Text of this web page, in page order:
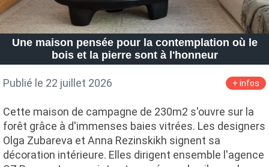
Une maison pensée pour la contemplation où le
bois et la pierre sont à l'honneur
Publié le 22 juillet 2026 + infos
Cette maison de campagne de 230m2 s'ouvre sur la
forêt grâce à d'immenses baies vitrées. Les designers
Olga Zubareva et Anna Rezinskikh signent sa
décoration intérieure. Elles dirigent ensemble l'agence